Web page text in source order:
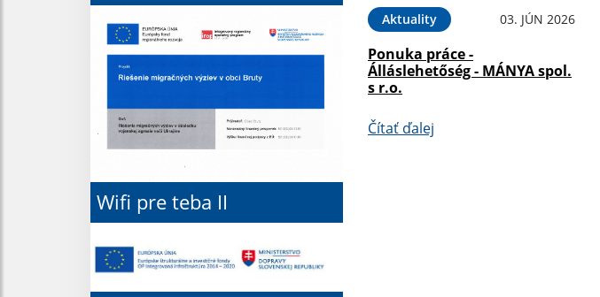
Wifi pre teba II
Aktuality 03. JÚN 2026
Ponuka práce -
Álláslehetőség - MÁNYA spol.
s r.o.
Čítať ďalej